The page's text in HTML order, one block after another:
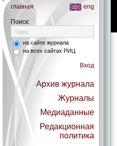
главная eng
Поиск:
на сайте журнала
на всех сайтах РИЦ
Вход
Архив журнала
Журналы
Медиаданные
Редакционная
политика